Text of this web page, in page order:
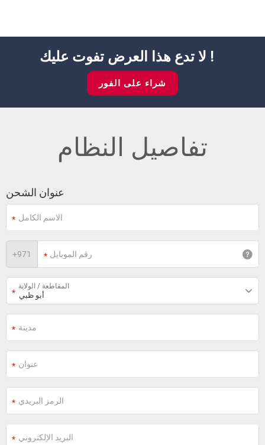
لا تدع هذا العرض تفوت عليك !
شراء على الفور
تفاصيل النظام
عنوان الشحن
+971
المقاطعة / الولاية